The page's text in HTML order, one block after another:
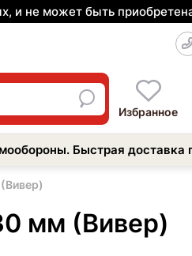
и не может быть
Избранное
Быстрая доставка
мм (Вивер)